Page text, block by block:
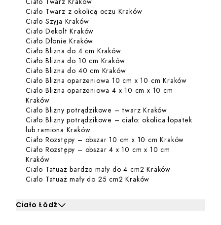
Ciało Twarz z okolicą oczu KrakówDowiedz się więcej o
Ciało Szyja KrakówDowiedz się więcej o Ciało Szyja
Ciało Dekolt Kraków
Ciało Dłonie Kraków
Ciało Blizna do 4 cm KrakówDowiedz się więcej o Ciało
Ciało Blizna do 10 cm KrakówDowiedz się więcej o Ciało
Ciało Blizna do 40 cm KrakówDowiedz się więcej o Ciało
Ciało Blizna oparzeniowa 10 cm x 10 cm Kraków
Ciało Blizna oparzeniowa 4 x 10 cm x 10 cm
KrakówDowiedz się więcej o Ciało Blizna oparzeniowa 4
Ciało Blizny potrądzikowe – twarz Kraków
Ciało Blizny potrądzikowe – ciało: okolica łopatek
lub ramiona KrakówDowiedz się więcej o Ciało Blizny
Ciało Rozstępy – obszar 10 cm x 10 cm Kraków
Ciało Rozstępy – obszar 4 x 10 cm x 10 cm
KrakówDowiedz się więcej o Ciało Rozstępy – obszar 4 x
Ciało Tatuaż bardzo mały do 4 cm2 Kraków
Ciało Tatuaż mały do 25 cm2 Kraków
Ciało Łódź
Kliknij, aby rozwinąć i zobaczyć zabiegi dla Ciało Łódź